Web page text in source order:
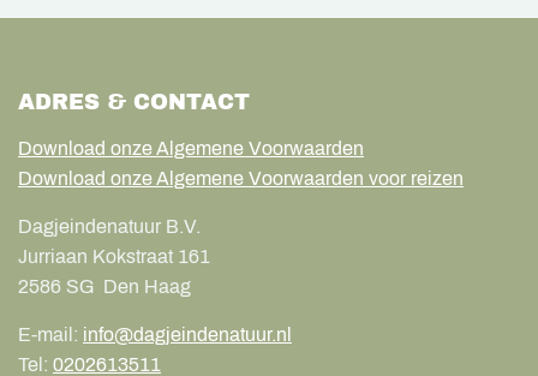
ADRES & CONTACT
Download onze Algemene Voorwaarden
Download onze Algemene Voorwaarden voor reizen
Dagjeindenatuur B.V.
Jurriaan Kokstraat 161
2586 SG Den Haag
E-mail: info@dagjeindenatuur.nl
Tel: 0202613511